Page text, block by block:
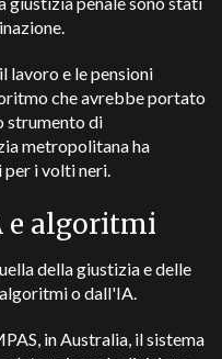
lavoro e le pensioni
che avrebbe portato
strumento di
metropolitana ha
i volti neri.
e algoritmi
della giustizia e delle
o dall'IA.
in Australia, il sistema